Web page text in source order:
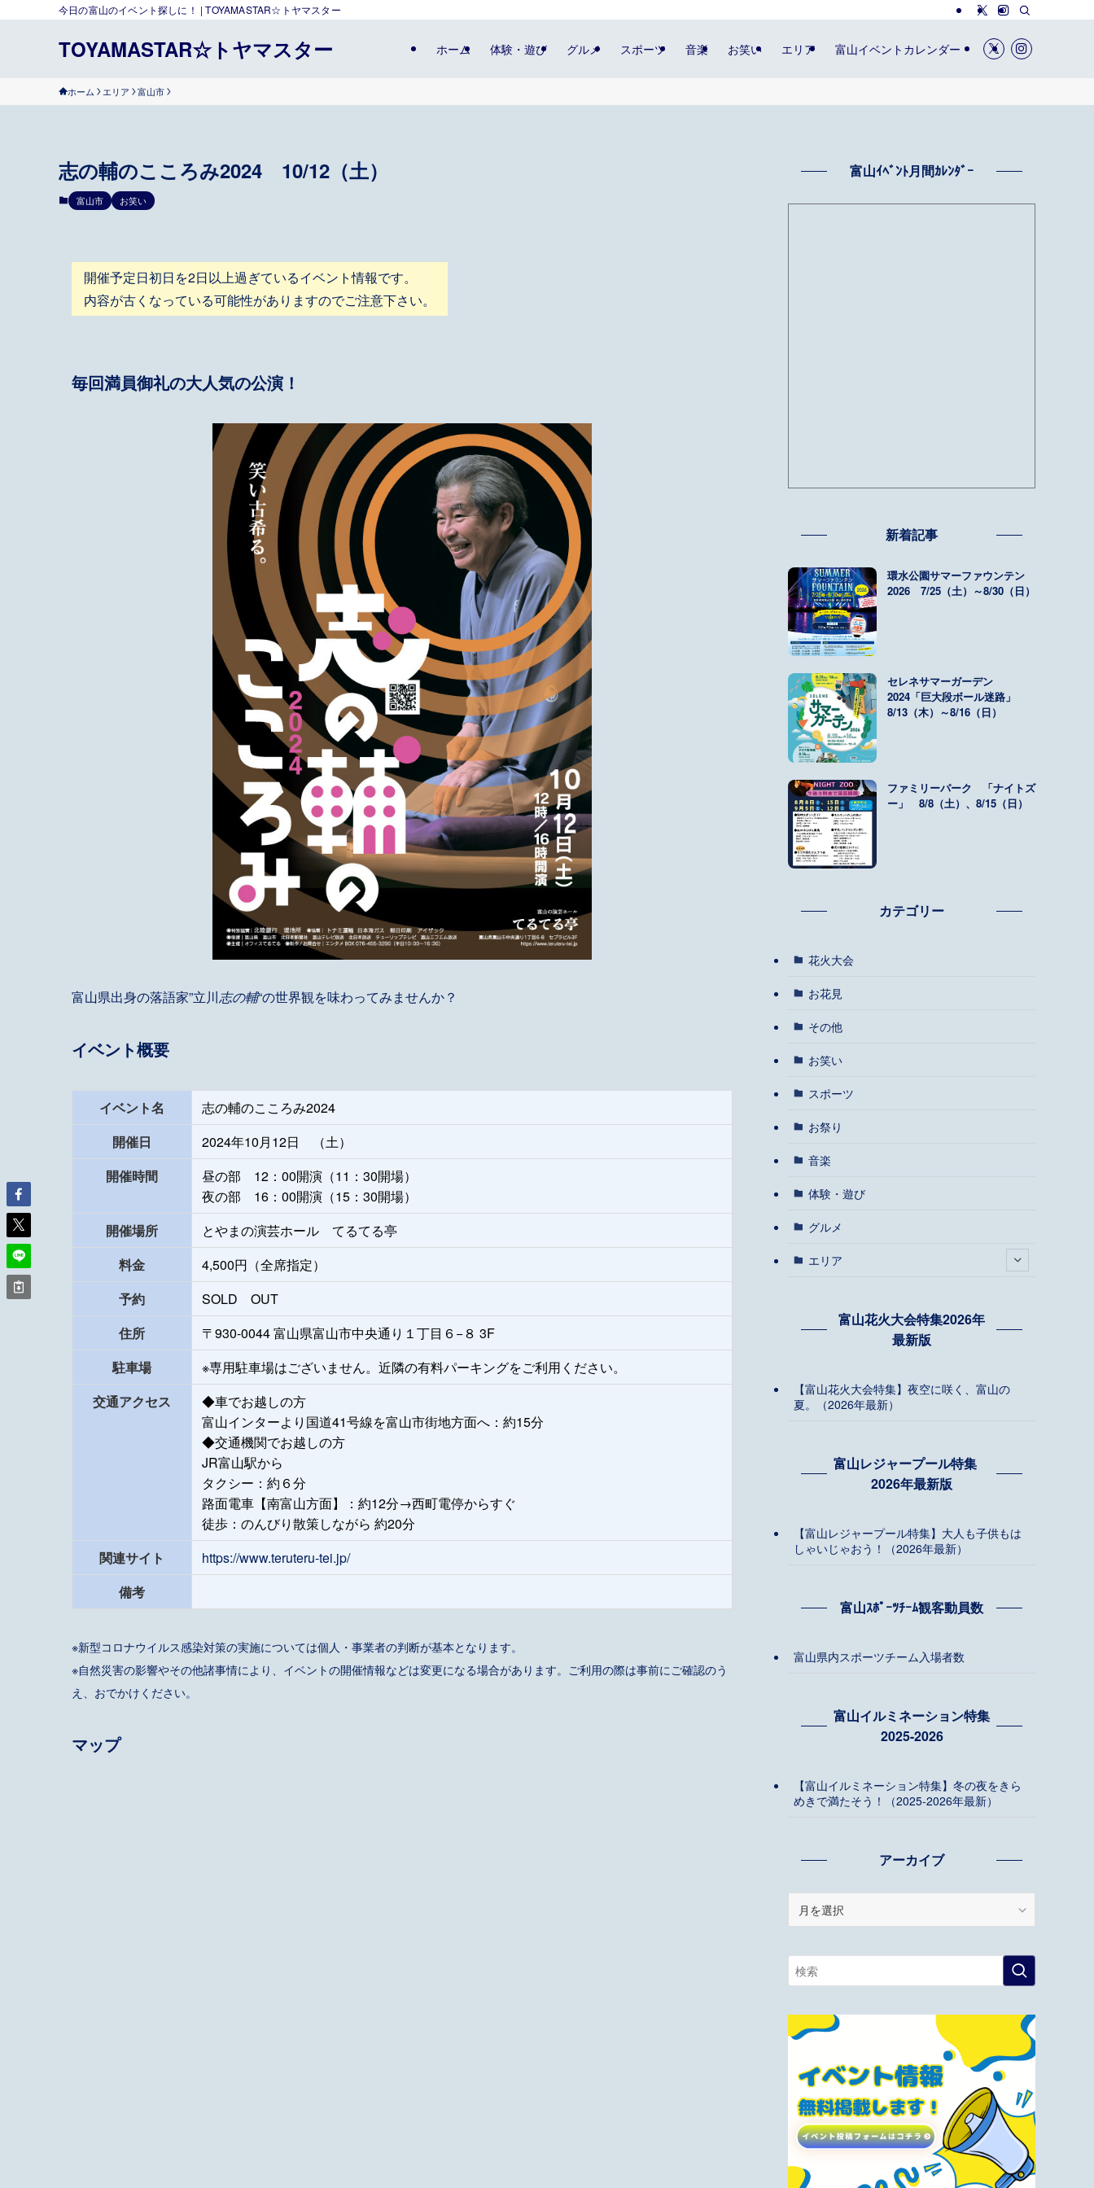
今日の富山のイベント探しに！ | TOYAMASTAR☆トヤマスター
TOYAMASTAR☆トヤマスター ホーム 体験・遊び グルメ スポーツ 音楽 お笑い エリア 富山イベントカレンダー
ホーム エリア 富山市
志の輔のこころみ2024 10/12（土）
富山市 お笑い
開催予定日初日を2日以上過ぎているイベント情報です。
内容が古くなっている可能性がありますのでご注意下さい。
毎回満員御礼の大人気の公演！
富山県出身の落語家”立川志の輔“の世界観を味わってみませんか？
イベント概要
イベント名
志の輔のこころみ2024
開催日
2024年10月12日 （土）
開催時間
昼の部 12：00開演（11：30開場）
夜の部 16：00開演（15：30開場）
開催場所
とやまの演芸ホール てるてる亭
料金
4,500円（全席指定）
予約
SOLD OUT
住所
〒930-0044 富山県富山市中央通り１丁目６−８ 3F
駐車場
※専用駐車場はございません。近隣の有料パーキングをご利用ください。
交通アクセス
◆車でお越しの方
富山インターより国道41号線を富山市街地方面へ：約15分
◆交通機関でお越しの方
JR富山駅から
タクシー：約６分
路面電車【南富山方面】：約12分→西町電停からすぐ
徒歩：のんびり散策しながら 約20分
関連サイト
https://www.teruteru-tei.jp/
備考
※新型コロナウイルス感染対策の実施については個人・事業者の判断が基本となります。
※自然災害の影響やその他諸事情により、イベントの開催情報などは変更になる場合があります。ご利用の際は事前にご確認のう
え、おでかけください。
マップ
富山ｲﾍﾞﾝﾄ月間ｶﾚﾝﾀﾞｰ
新着記事
環水公園サマーファウンテン
2026 7/25（土）～8/30（日）
セレネサマーガーデン
2024「巨大段ボール迷路」
8/13（木）～8/16（日）
ファミリーパーク 「ナイトズ
ー」 8/8（土）、8/15（日）
カテゴリー
花火大会
お花見
その他
お笑い
スポーツ
お祭り
音楽
体験・遊び
グルメ
エリア
富山花火大会特集2026年
最新版
【富山花火大会特集】夜空に咲く、富山の
夏。（2026年最新）
富山レジャープール特集
2026年最新版
【富山レジャープール特集】大人も子供もは
しゃいじゃおう！（2026年最新）
富山ｽﾎﾟｰﾂﾁｰﾑ観客動員数
富山県内スポーツチーム入場者数
富山イルミネーション特集
2025-2026
【富山イルミネーション特集】冬の夜をきら
めきで満たそう！（2025-2026年最新）
アーカイブ
イ
ブ